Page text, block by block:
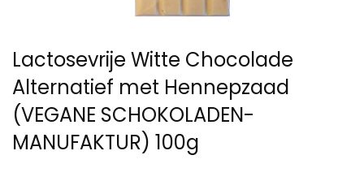
Lactosevrije Witte Chocolade
Alternatief met Hennepzaad
(VEGANE SCHOKOLADEN-
MANUFAKTUR) 100g